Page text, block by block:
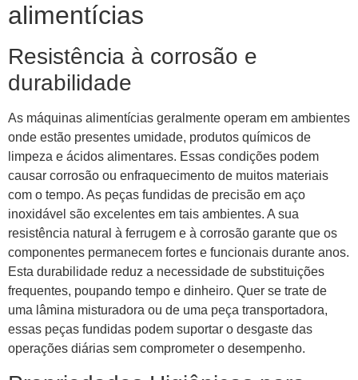
alimentícias
Resistência à corrosão e
durabilidade
As máquinas alimentícias geralmente operam em ambientes
onde estão presentes umidade, produtos químicos de
limpeza e ácidos alimentares. Essas condições podem
causar corrosão ou enfraquecimento de muitos materiais
com o tempo. As peças fundidas de precisão em aço
inoxidável são excelentes em tais ambientes. A sua
resistência natural à ferrugem e à corrosão garante que os
componentes permanecem fortes e funcionais durante anos.
Esta durabilidade reduz a necessidade de substituições
frequentes, poupando tempo e dinheiro. Quer se trate de
uma lâmina misturadora ou de uma peça transportadora,
essas peças fundidas podem suportar o desgaste das
operações diárias sem comprometer o desempenho.